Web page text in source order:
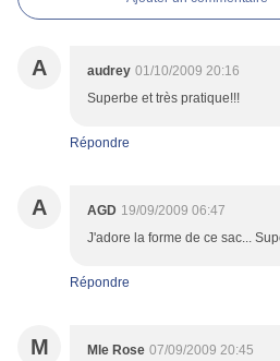
A audrey 01/10/2009 20:16
Superbe et très pratique!!!
Répondre
A AGD 19/09/2009 06:47
J'adore la forme de ce sac...
Répondre
M Mle Rose 07/09/2009 20:45